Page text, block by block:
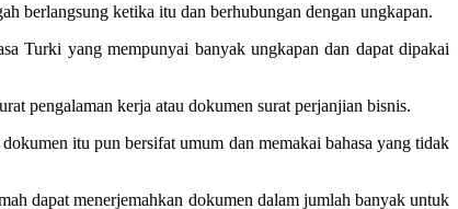
berlangsung ketika itu dan berhubungan dengan ungkapan.
Turki yang mempunyai banyak ungkapan dan dapat dipakai
pengalaman kerja atau dokumen surat perjanjian bisnis.
itu pun bersifat umum dan memakai bahasa yang tidak
dapat menerjemahkan dokumen dalam jumlah banyak untuk